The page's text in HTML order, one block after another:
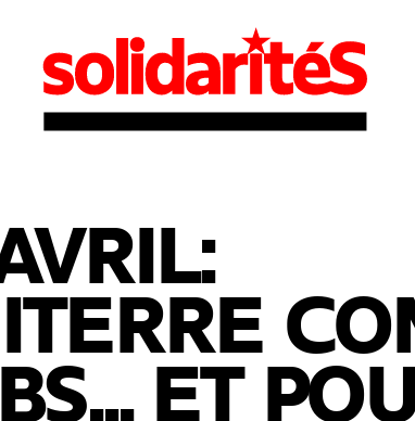
ET